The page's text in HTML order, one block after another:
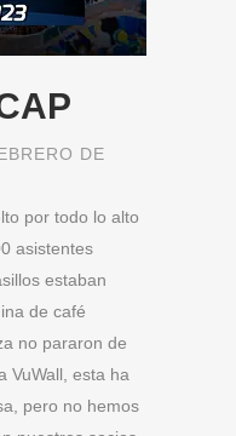
DE
por todo lo alto
asistentes
estaban
de café
no pararon de
VuWall, esta ha
pero no hemos